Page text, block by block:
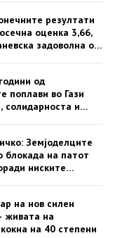
резултати
оценка 3,66,
задоволна од
од
поплави во Гази
солидарноста и
Земјоделците
блокада на патот
ниските
на нов силен
живата на
на 40 степени